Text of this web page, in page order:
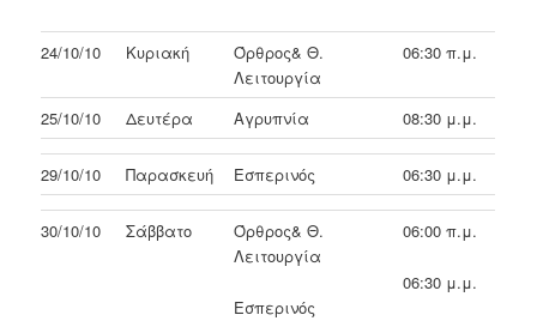
24/10/10 Κυριακή
Όρθρος& Θ.
Λειτουργία
06:30 π.μ.
25/10/10 Δευτέρα Αγρυπνία 08:30 μ.μ.
29/10/10 Παρασκευή Εσπερινός 06:30 μ.μ.
30/10/10 Σάββατο
Όρθρος& Θ.
Λειτουργία
Εσπερινός
06:00 π.μ.
06:30 μ.μ.